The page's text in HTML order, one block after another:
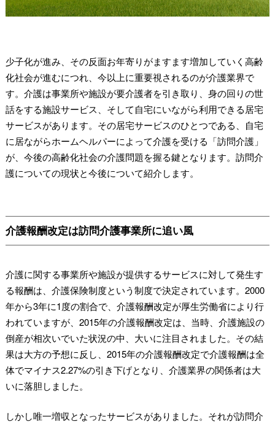
少子化が進み、その反面お年寄りがますます増加していく高齢
化社会が進むにつれ、今以上に重要視されるのが介護業界で
す。介護は事業所や施設が要介護者を引き取り、身の回りの世
話をする施設サービス、そして自宅にいながら利用できる居宅
サービスがあります。その居宅サービスのひとつである、自宅
に居ながらホームヘルパーによって介護を受ける「訪問介護」
が、今後の高齢化社会の介護問題を握る鍵となります。訪問介
護についての現状と今後について紹介します。
介護報酬改定は訪問介護事業所に追い風
介護に関する事業所や施設が提供するサービスに対して発生す
る報酬は、介護保険制度という制度で決定されています。2000
年から3年に1度の割合で、介護報酬改定が厚生労働省により行
われていますが、2015年の介護報酬改定は、当時、介護施設の
倒産が相次いでいた状況の中、大いに注目されました。その結
果は大方の予想に反し、2015年の介護報酬改定で介護報酬は全
体でマイナス2.27%の引き下げとなり、介護業界の関係者は大
いに落胆しました。
しかし唯一増収となったサービスがありました。それが訪問介